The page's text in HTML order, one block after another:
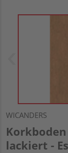
WICANDERS
lackiert -